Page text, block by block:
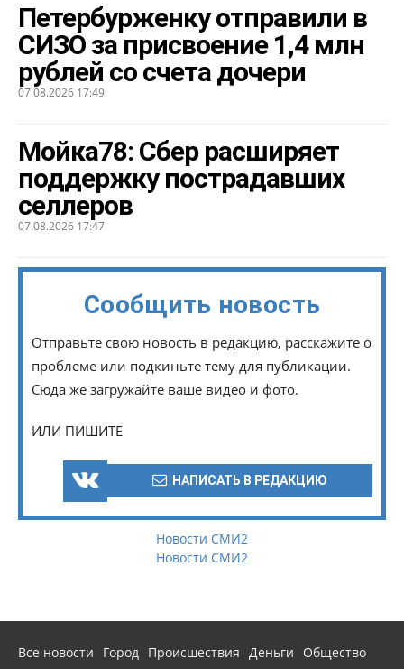
Петербурженку отправили в
СИЗО за присвоение 1,4 млн
рублей со счета дочери
07.08.2026 17:49
Мойка78: Сбер расширяет
поддержку пострадавших
селлеров
07.08.2026 17:47
Сообщить новость
Отправьте свою новость в редакцию, расскажите о
проблеме или подкиньте тему для публикации.
Сюда же загружайте ваше видео и фото.
ИЛИ ПИШИТЕ
НАПИСАТЬ В РЕДАКЦИЮ
Новости СМИ2
Новости СМИ2
Все новости Город Происшествия Деньги
Общество